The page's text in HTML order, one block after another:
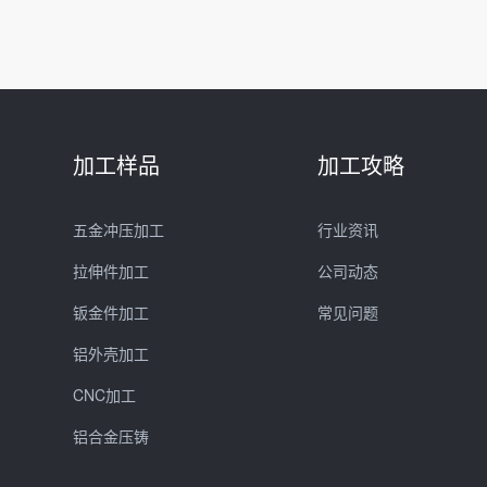
加工样品
五金冲压加工
拉伸件加工
钣金件加工
铝外壳加工
CNC加工
铝合金压铸
加工攻略
行业资讯
公司动态
常见问题